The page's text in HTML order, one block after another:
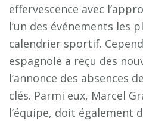
effervescence avec
l’un des événements les
calendrier sportif.
espagnole a reçu des
l’annonce des absences
clés. Parmi eux, Marcel
l’équipe, doit également